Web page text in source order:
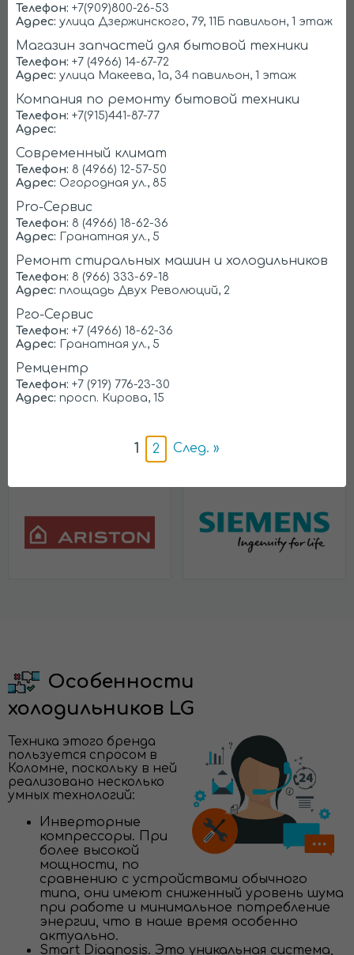
AEG
Indesit
Особенности
холодильников LG
Техника этого бренда
пользуется спросом в
Коломне, поскольку в ней
реализовано несколько
умных технологий:
Инверторные
компрессоры. При
более высокой
мощности, по
сравнению с устройствами обычного
типа, они имеют сниженный уровень шума
при работе и минимальное потребление
энергии, что в наше время особенно
актуально.
Smart Diagnosis. Это уникальная система,
Телефон: +7(909)800-26-53
Адрес: улица Дзержинского, 79, 11Б павильон, 1 этаж
Магазин запчастей для бытовой техники
Телефон: +7 (4966) 14-67-72
Адрес: улица Макеева, 1а, 34 павильон, 1 этаж
Компания по ремонту бытовой техники
Телефон: +7(915)441-87-77
Адрес:
Современный климат
Телефон: 8 (4966) 12-57-50
Адрес: Огородная ул., 85
Pro-Сервис
Телефон: 8 (4966) 18-62-36
Адрес: Гранатная ул., 5
Ремонт стиральных машин и холодильников
Телефон: 8 (966) 333-69-18
Адрес: площадь Двух Революций, 2
Рго-Сервис
Телефон: +7 (4966) 18-62-36
Адрес: Гранатная ул., 5
Ремцентр
Телефон: +7 (919) 776-23-30
Адрес: просп. Кирова, 15
1 2 След. »